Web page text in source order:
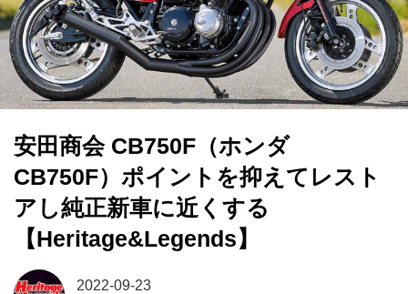
安田商会 CB750F（ホンダ
CB750F）ポイントを抑えてレスト
アし純正新車に近くする
【Heritage&Legends】
2022-09-23